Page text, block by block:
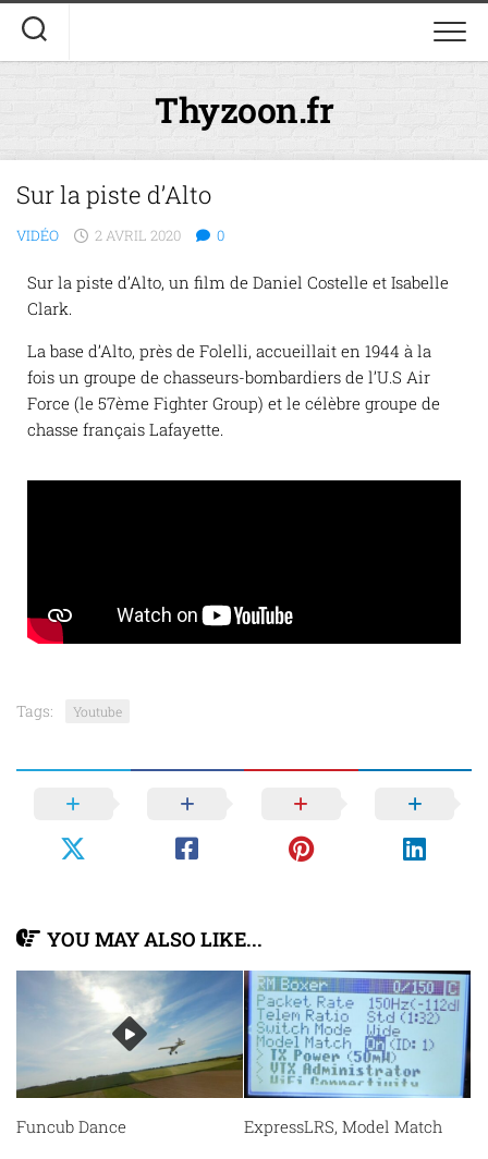
Thyzoon.fr
Sur la piste d’Alto
VIDÉO 2 AVRIL 2020 0
Sur la piste d’Alto, un film de Daniel Costelle et Isabelle
Clark.
La base d’Alto, près de Folelli, accueillait en 1944 à la
fois un groupe de chasseurs-bombardiers de l’U.S Air
Force (le 57ème Fighter Group) et le célèbre groupe de
chasse français Lafayette.
Tags: Youtube
YOU MAY ALSO LIKE...
Funcub Dance ExpressLRS, Model Match